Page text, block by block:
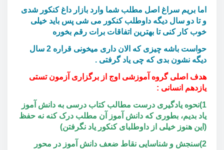
اما بریم سراغ اصل مطلب شما وارد بازار داغ کنکور شدی
و تا دو سال دیگه داوطلب کنکور می شی پس باید خیلی
خوب کار کنی تا بهترین اتفاقات برات رقم بخوره
حواست باشه چیزی که الان داری میخونی قراره 2 سال
دیگه نشون بدی که چی یاد گرفتی .
هدف اصلی گروه آموزشی اوج از برگزاری آزمون تستی
یازدهم انسانی :
1)نحوه یادگیری درست مطالب کتاب درسی به دانش آموز
یاد بدیم، بطوری که دانش آموز آن مطلب درک کنه نه حفظ
(این هنوز خیلی از داوطلبای کنکور یاد نگرفتن)
2)سنجش و شناسایی نقاط ضعف دانش آموز در محور